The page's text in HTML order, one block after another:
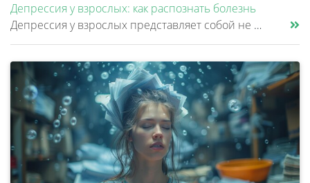
Депрессия у взрослых: как распознать болезнь
Депрессия у взрослых представляет собой не просто временное ухудшение настроения, а клиническое расстройство, затрагиваю......